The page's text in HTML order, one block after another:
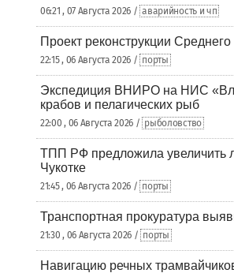
06:21 , 07 Августа 2026 / аварийность и чп
Проект реконструкции
22:15 , 06 Августа 2026 / порты
Экспедиция ВНИРО на НИС
крабов и пелагических рыб
22:00 , 06 Августа 2026 / рыболовство
ТПП РФ предложила увеличить
Чукотке
21:45 , 06 Августа 2026 / порты
Транспортная прокуратура
21:30 , 06 Августа 2026 / порты
Навигацию речных